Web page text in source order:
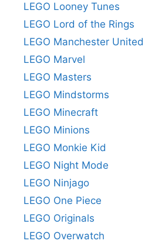
LEGO Looney Tunes
LEGO Lord of the Rings
LEGO Manchester United
LEGO Marvel
LEGO Masters
LEGO Mindstorms
LEGO Minecraft
LEGO Minions
LEGO Monkie Kid
LEGO Night Mode
LEGO Ninjago
LEGO One Piece
LEGO Originals
LEGO Overwatch